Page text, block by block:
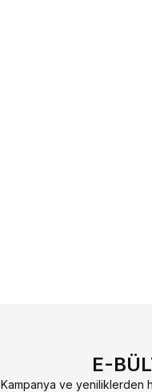
E-
Kampanya ve yeniliklerden